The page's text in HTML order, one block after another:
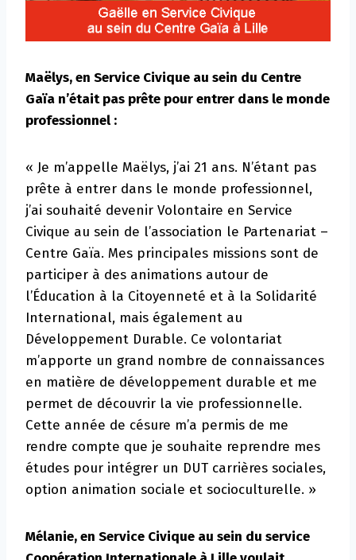
Maëlys, en Service Civique au sein du Centre
Gaïa n’était pas prête pour entrer dans le monde
professionnel :
« Je m’appelle Maëlys, j’ai 21 ans. N’étant pas
prête à entrer dans le monde professionnel,
j’ai souhaité devenir Volontaire en Service
Civique au sein de l’association le Partenariat –
Centre Gaïa. Mes principales missions sont de
participer à des animations autour de
l’Éducation à la Citoyenneté et à la Solidarité
International, mais également au
Développement Durable. Ce volontariat
m’apporte un grand nombre de connaissances
en matière de développement durable et me
permet de découvrir la vie professionnelle.
Cette année de césure m’a permis de me
rendre compte que je souhaite reprendre mes
études pour intégrer un DUT carrières sociales,
option animation sociale et socioculturelle. »
Mélanie, en Service Civique au sein du service